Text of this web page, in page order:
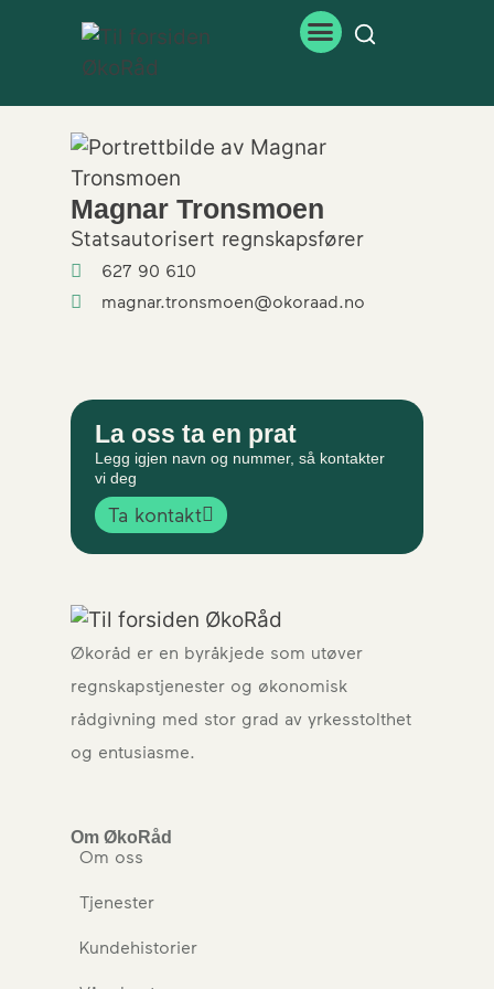
Magnar Tronsmoen
Statsautorisert regnskapsfører
627 90 610
magnar.tronsmoen@okoraad.no
La oss ta en prat
Legg igjen navn og nummer, så kontakter
vi deg
Ta kontakt
Økoråd er en byråkjede som utøver
regnskapstjenester og økonomisk
rådgivning med stor grad av yrkesstolthet
og entusiasme.
Om ØkoRåd
Om oss
Tjenester
Kundehistorier